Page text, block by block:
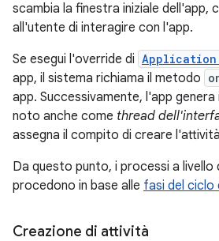
scambia la finestra iniziale dell'app,
all'utente di interagire con l'app.
Se esegui l'override di
app, il sistema richiama il metodo
app. Successivamente, l'app
noto anche come thread
assegna il compito di creare
Da questo punto, i processi a livello
procedono in base alle fasi del ciclo
Creazione di attività